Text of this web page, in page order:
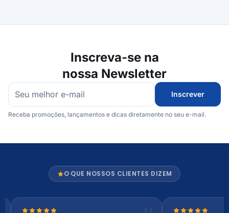
Inscreva-se na
nossa Newsletter
Inscrever
Receba promoções, lançamentos e dicas diretamente no seu e-mail.
O QUE NOSSOS CLIENTES DIZEM